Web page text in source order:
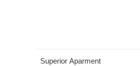
Superior Aparment